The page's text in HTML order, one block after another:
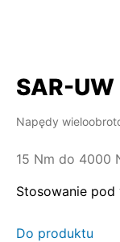
SAR-UW
Napędy
15 Nm do 4000
Stosowanie
Do produktu